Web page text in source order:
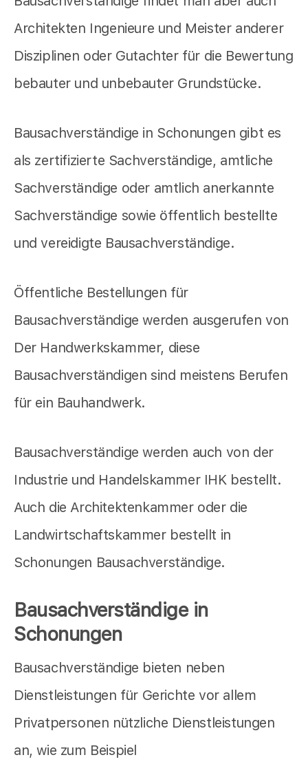
Architekten Ingenieure und Meister anderer
Disziplinen oder Gutachter für die Bewertung
bebauter und unbebauter Grundstücke.
Bausachverständige in Schonungen gibt es
als zertifizierte Sachverständige, amtliche
Sachverständige oder amtlich anerkannte
Sachverständige sowie öffentlich bestellte
und vereidigte Bausachverständige.
Öffentliche Bestellungen für
Bausachverständige werden ausgerufen von
Der Handwerkskammer, diese
Bausachverständigen sind meistens Berufen
für ein Bauhandwerk.
Bausachverständige werden auch von der
Industrie und Handelskammer IHK bestellt.
Auch die Architektenkammer oder die
Landwirtschaftskammer bestellt in
Schonungen Bausachverständige.
Bausachverständige in
Schonungen
Bausachverständige bieten neben
Dienstleistungen für Gerichte vor allem
Privatpersonen nützliche Dienstleistungen
an, wie zum Beispiel